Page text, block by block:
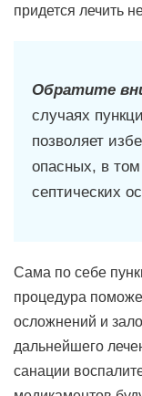
придется лечить
Обратите
случаях
позволяет
опасных, в
септических
Сама по себе
процедура
осложнений и
дальнейшего
санации